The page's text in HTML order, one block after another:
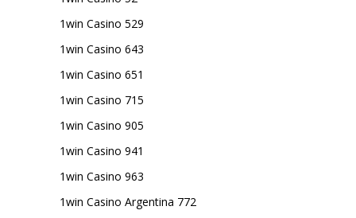
1win Casino 529
1win Casino 643
1win Casino 651
1win Casino 715
1win Casino 905
1win Casino 941
1win Casino 963
1win Casino Argentina 772